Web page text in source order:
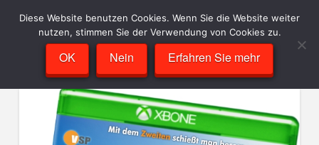
Diese Website benutzen Cookies. Wenn Sie die Website weiter
nutzen, stimmen Sie der Verwendung von Cookies zu.
OK Nein Erfahren Sie mehr